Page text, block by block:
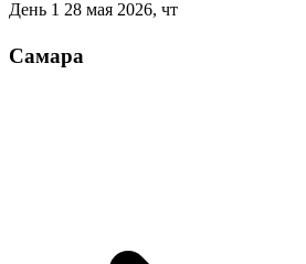
День 1 28 мая 2026, чт
Самара